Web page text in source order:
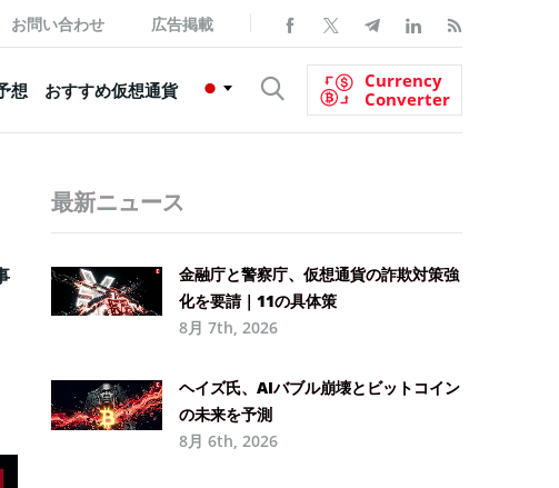
お問い合わせ 広告掲載
想 おすすめ仮想通貨
Currency
Converter
最新ニュース
金融庁と警察庁、仮想通貨の詐欺対策強
化を要請｜11の具体策
8月 7th, 2026
ヘイズ氏、AIバブル崩壊とビットコイン
の未来を予測
8月 6th, 2026